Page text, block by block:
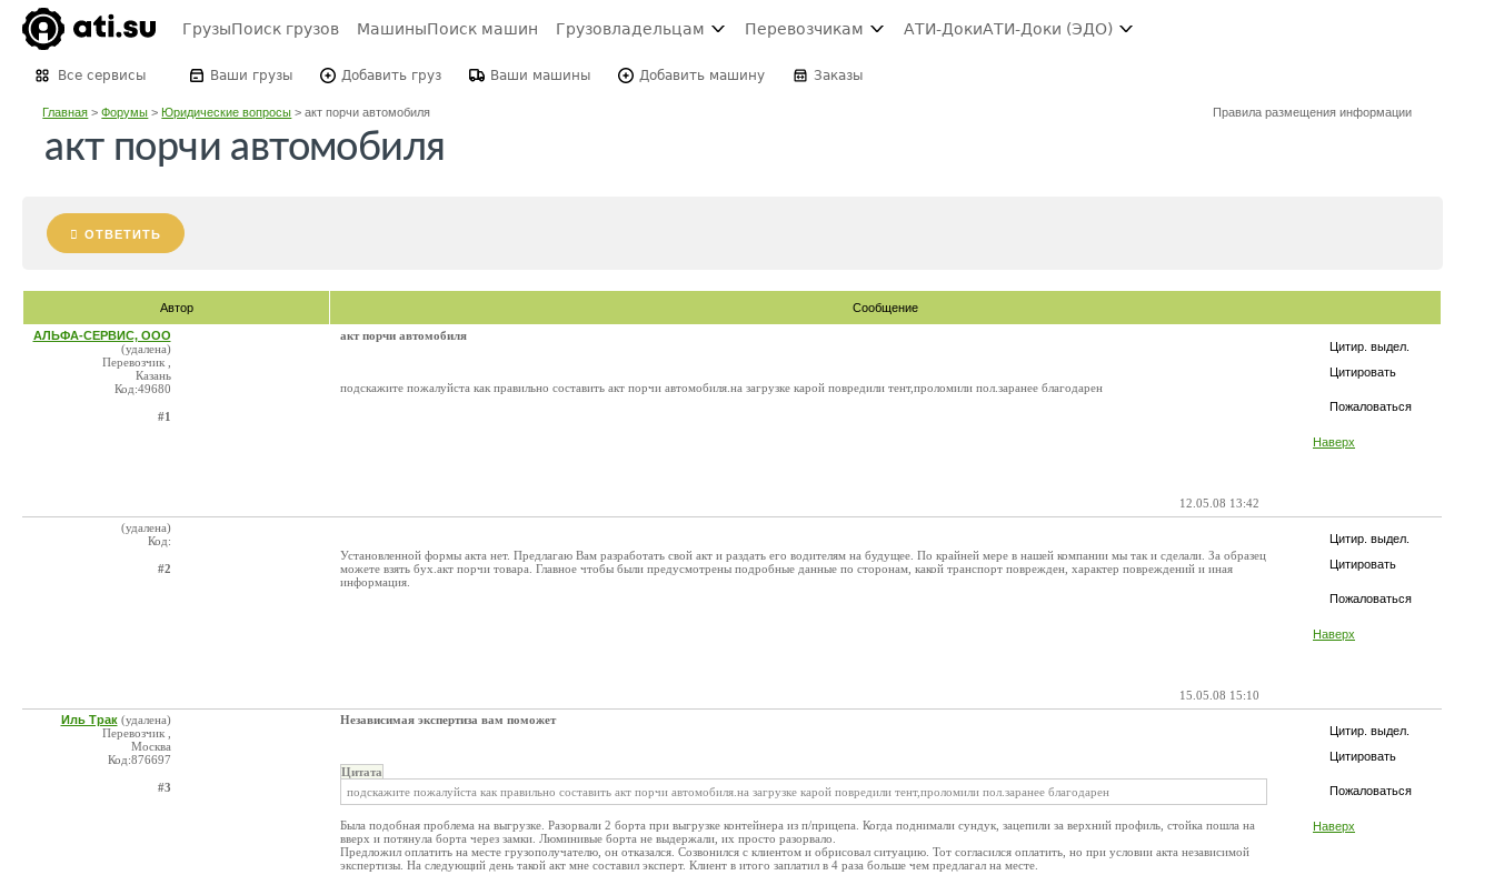
ГрузыПоиск грузов МашиныПоиск машин Грузовладельцам Перевозчикам АТИ-ДокиАТИ-Доки (ЭДО)
Все сервисы Ваши грузы Добавить груз Ваши машины Добавить машину Заказы
Главная >Форумы >Юридические вопросы >акт порчи автомобиля Правила размещения информации
акт порчи автомобиля
ОТВЕТИТЬ
Автор Сообщение
Цитир. выдел.
Цитировать
Пожаловаться
Наверх
АЛЬФА-СЕРВИС, ООО
(удалена)
Перевозчик ,
Казань
Код:49680
#1
акт порчи автомобиля
подскажите пожалуйста как правильно составить акт порчи автомобиля.на загрузке карой повредили тент,проломили пол.заранее благодарен
12.05.08 13:42
Цитир. выдел.
Цитировать
Пожаловаться
Наверх
(удалена)
Код:
#2
Установленной формы акта нет. Предлагаю Вам разработать свой акт и раздать его водителям на будущее. По крайней мере в нашей компании мы так и сделали. За образец
можете взять бух.акт порчи товара. Главное чтобы были предусмотрены подробные данные по сторонам, какой транспорт поврежден, характер повреждений и иная
информация.
15.05.08 15:10
Цитир. выдел.
Цитировать
Пожаловаться
Наверх
Иль Трак (удалена)
Перевозчик ,
Москва
Код:876697
#3
Независимая экспертиза вам поможет
Цитата
подскажите пожалуйста как правильно составить акт порчи автомобиля.на загрузке карой повредили тент,проломили пол.заранее благодарен
Была подобная проблема на выгрузке. Разорвали 2 борта при выгрузке контейнера из п/прицепа. Когда поднимали сундук, зацепили за верхний профиль, стойка пошла на
вверх и потянула борта через замки. Люминивые борта не выдержали, их просто разорвало.
Предложил оплатить на месте грузополучателю, он отказался. Созвонился с клиентом и обрисовал ситуацию. Тот согласился оплатить, но при условии акта независимой
экспертизы. На следующий день такой акт мне составил эксперт. Клиент в итого заплатил в 4 раза больше чем предлагал на месте.